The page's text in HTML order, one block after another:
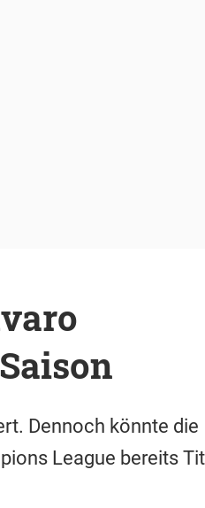
Dennoch könnte die
League bereits